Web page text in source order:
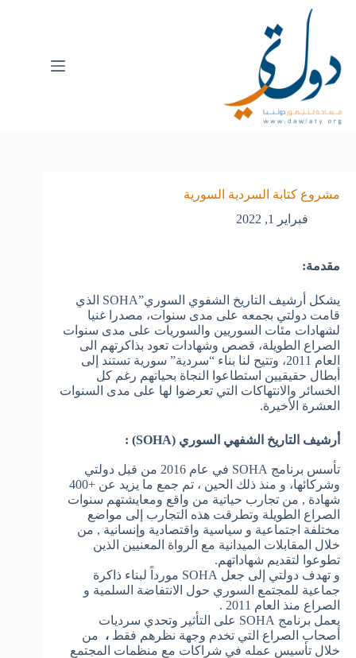
مشروع كتابة السردية السورية
فبراير 1, 2022
مقدمة:
يشكل أرشيف التاريخ الشفوي السوري”SOHA الذي
قامت دولتي بجمعه على مدى سنوات، مصدرا غنيا
لشهادات مئات السوريين والسوريات على مدى سنوات
الصراع الطويلة، قصص وشهادات تعود بذاكرتهم الى
العام 2011، وتتيح لنا بناء “سردية” سورية تستند إلى
أبطال حقيقيين استطاعوا النجاة بحياتهم رغم كل
الخسائر والانتهاكات التي تعرضوا لها على مدى السنوات
العشرة الأخيرة.
أرشيف التاريخ الشفهي السوري (SOHA) :
تأسس برنامج SOHA في عام 2016 من قبل دولتي
وشركائها، و منذ ذلك الحين ، تم جمع ما يزيد عن +400
شهادة , من تجارب حياتية من واقع ومعايشتهم سنوات
الصراع الطويلة وتطرقت هذه التجارب إلى مواضع
مختلفة اجتماعية و سياسية واقتصادية وإنسانية , من
خلال المقابلات الميدانية مع الرواة المعنيين الذين
تطوعوا لتقديم شهاداتهم.
و تهدف دولتي إلى جعل SOHA مورداً لبناء ذاكرة
جماعية للمجتمع السوري حول الانتفاضة السلمية و
الصراع منذ العام 2011 .
يعمل برنامج SOHA على التأثير وتحدي سرديات
أصحاب الصراع التي تخدم وجهة نظرهم فقط ، من
خلال تأسيس عمله في شراكات مع منظمات المجتمع